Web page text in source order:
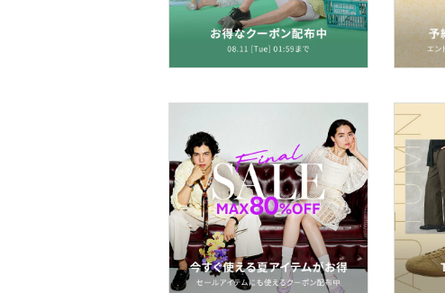
ヘアアクセサリー
ー用品
スーツ・フォーマル
水着・スイムグッズ
着物・浴衣・和装小物